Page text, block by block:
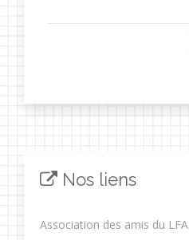
Nos liens
Association des amis du LFA